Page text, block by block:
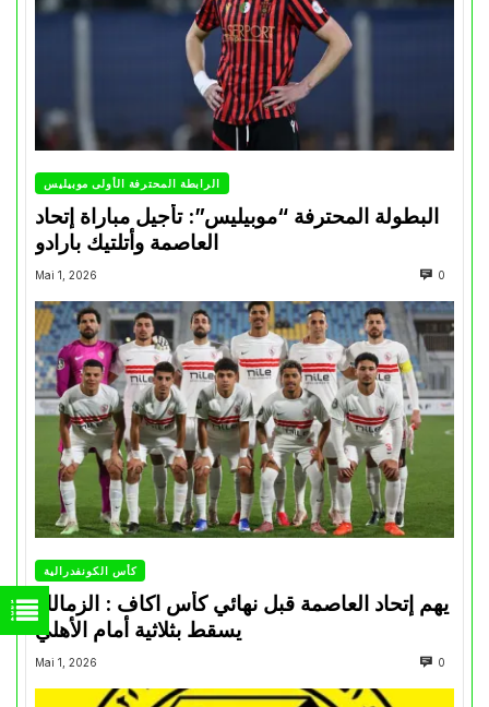
الرابطة المحترفة الأولى موبيليس
البطولة المحترفة “موبيليس”: تأجيل مباراة إتحاد
العاصمة وأتلتيك بارادو
Mai 1, 2026 0
كأس الكونفدرالية
يهم إتحاد العاصمة قبل نهائي كأس اكاف : الزمالك
Mai 1, 2026 0